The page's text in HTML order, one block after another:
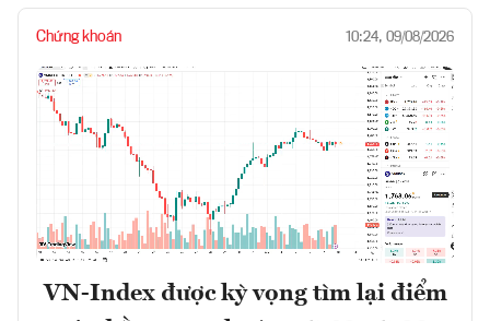
Chứng khoán 10:24, 09/08/2026
VN-Index được kỳ vọng tìm lại điểm